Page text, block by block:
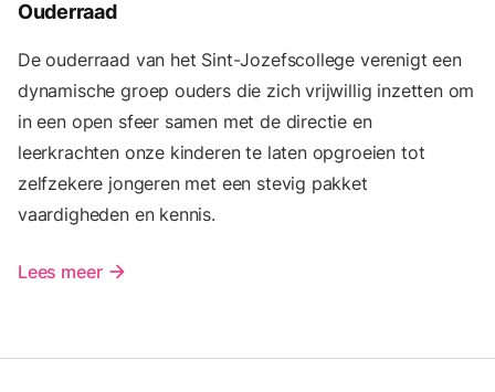
Ouderraad
De ouderraad van het Sint-Jozefscollege verenigt een
dynamische groep ouders die zich vrijwillig inzetten om
in een open sfeer samen met de directie en
leerkrachten onze kinderen te laten opgroeien tot
zelfzekere jongeren met een stevig pakket
vaardigheden en kennis.
Lees meer arrow_forward